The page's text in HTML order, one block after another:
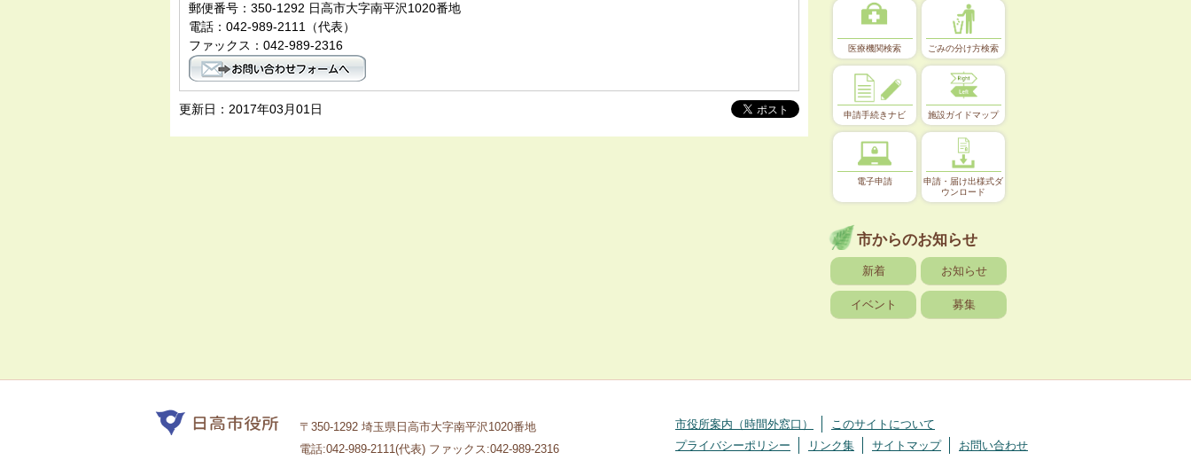
郵便番号：350-1292 日高市大字南平沢1020番地
電話：042-989-2111（代表）
ファックス：042-989-2316
更新日：2017年03月01日
医療機関検索 ごみの分け方検索
申請手続きナビ 施設ガイドマップ
電子申請
申請・届け出様式ダ
ウンロード
市からのお知らせ
新着 お知らせ
イベント 募集
〒350-1292 埼玉県日高市大字南平沢1020番地
電話:042-989-2111(代表) ファックス:042-989-2316
市役所案内（時間外窓口）
このサイトについて
プライバシーポリシー
リンク集 サイトマップ お問い合わせ